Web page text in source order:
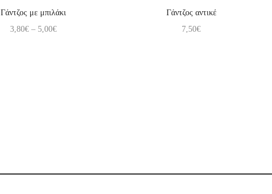
Γάντζος με μπιλάκι
3,80€ – 5,00€
Γάντζος αντικέ
7,50€